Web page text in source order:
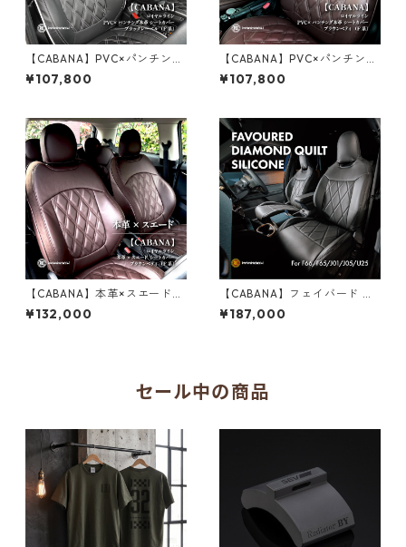
【CABANA】PVC×パンチング
本革 シートカバー ロイヤルラ
イン ブラックレーベル（F系）
¥107,800
【CABANA】PVC×パンチング
本革 シートカバー ロイヤルラ
イン ブラウンベティ（F系）
¥107,800
【CABANA】本革×スエード
シートカバー ロイヤルライン
ブラウンベティ（F系）
¥132,000
【CABANA】フェイバード ダ
イヤモンドキルト シリコーン
シートカバー【F66/F65/U25/
¥187,000
セール中の商品